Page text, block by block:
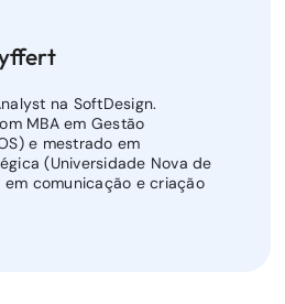
na SoftDesign.
MBA em Gestão
e mestrado em
(Universidade Nova de
em comunicação e criação